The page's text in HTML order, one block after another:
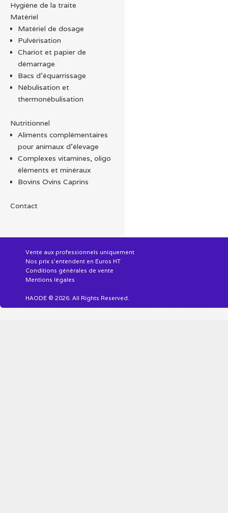
Hygiène de la traite
Matériel
Matériel de dosage
Pulvérisation
Chariot et papier de
démarrage
Bacs d'équarrissage
Nébulisation et
thermonébulisation
Nutritionnel
Aliments complémentaires
pour animaux d'élevage
Complexes vitamines, oligo
éléments et minéraux
Bovins Ovins Caprins
Contact
Vente aux professionnels uniquement
Nos prix s'entendent en Euros HT
Conditions générales de vente
Mentions légales
HAODE © 2026. All Rights Reserved.